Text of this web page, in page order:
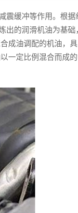
震缓冲等作用。根据
出的润滑机油为基础
成油调配的机油，具
一定比例混合而成的